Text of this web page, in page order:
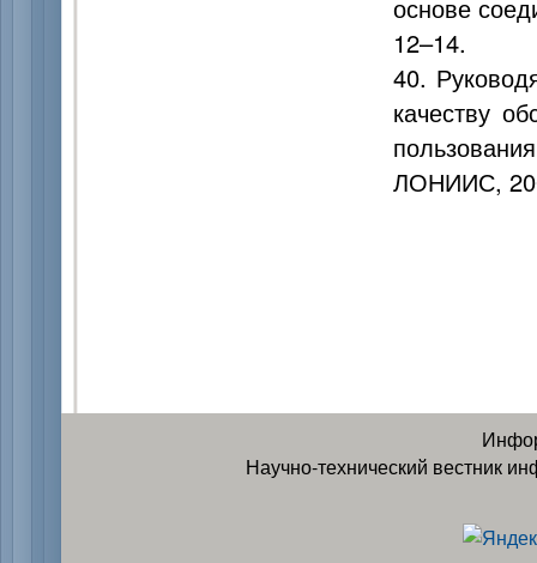
основе
12–14.
40.
качеству
ЛОНИИС,
Научно-технический вестник